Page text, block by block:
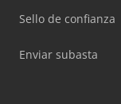
Sello de confianza
Enviar subasta